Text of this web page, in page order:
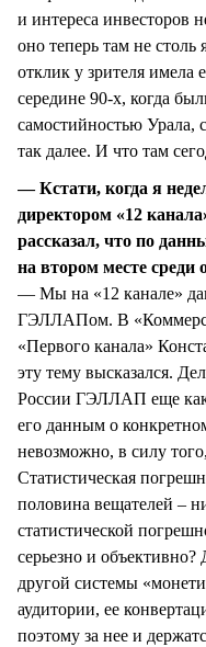
и интереса
оно теперь там не столь
отклик у зрителя имела
середине 90-х, когда
самостийностью Урала,
так далее. И что там
— Кстати, когда я
директором «12
рассказал, что по
на втором месте среди
— Мы на «12 канале»
ГЭЛЛАПом. В
«Первого канала»
эту тему высказался.
России ГЭЛЛАП еще как-
его данным о
невозможно, в силу
Статистическая
половина вещателей –
статистической
серьезно и объективно?
другой системы
аудитории, ее
поэтому за нее и